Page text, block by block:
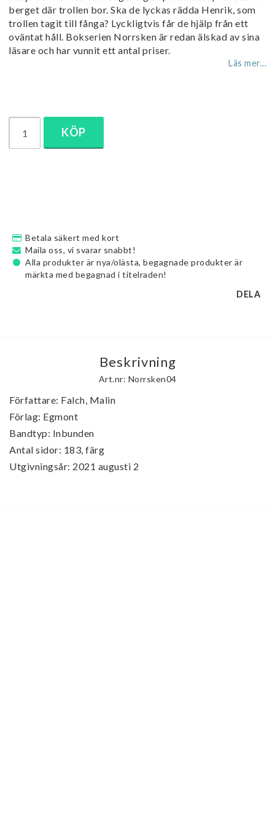
berget där trollen bor. Ska de lyckas rädda Henrik, som
trollen tagit till fånga? Lyckligtvis får de hjälp från ett
oväntat håll. Bokserien Norrsken är redan älskad av sina
läsare och har vunnit ett antal priser.
Läs mer...
KÖP
Betala säkert med kort
Maila oss, vi svarar snabbt!
Alla produkter är nya/olästa, begagnade produkter är
märkta med begagnad i titelraden!
DELA
Beskrivning
Art.nr: Norrsken04
Författare: Falch, Malin
Förlag: Egmont
Bandtyp: Inbunden
Antal sidor: 183, färg
Utgivningsår: 2021 augusti 2